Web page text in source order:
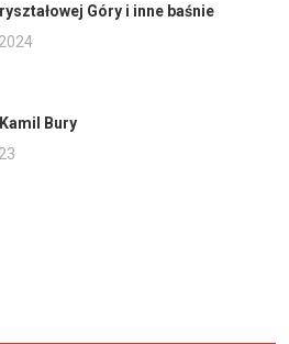
Góry i inne baśnie
Bury